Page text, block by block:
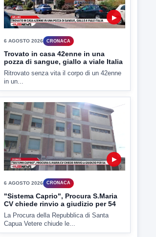
6 AGOSTO 2026 CRONACA
Trovato in casa 42enne in una
pozza di sangue, giallo a viale Italia
Ritrovato senza vita il corpo di un 42enne
▶
6 AGOSTO 2026
"Sistema Caprio", Procura S.Maria
CV chiede rinvio a giudizio per 54
La Procura della Repubblica di Santa
Capua Vetere chiude le...